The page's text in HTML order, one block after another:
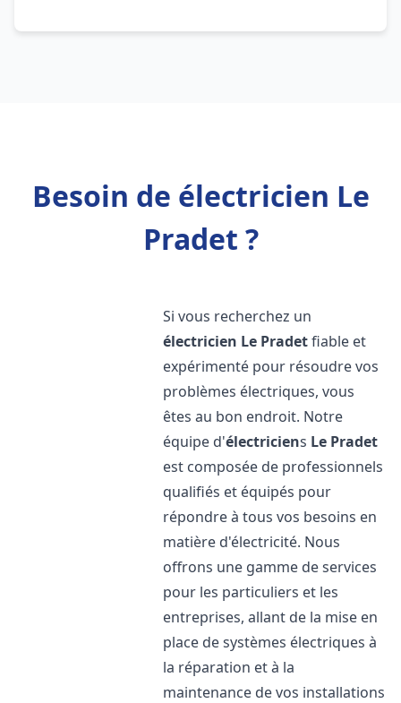
Besoin de électricien Le
Pradet ?
Si vous recherchez un
électricien Le Pradetfiable et
expérimenté pour résoudre vos
problèmes électriques, vous
êtes au bon endroit. Notre
équipe d'électriciens Le Pradet
est composée de professionnels
qualifiés et équipés pour
répondre à tous vos besoins en
matière d'électricité. Nous
offrons une gamme de services
pour les particuliers et les
entreprises, allant de la mise en
place de systèmes électriques à
la réparation et à la
maintenance de vos installations